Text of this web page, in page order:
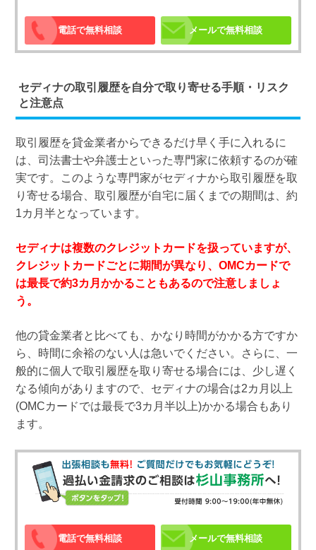
電話で無料相談 メールで無料相談
セディナの取引履歴を自分で取り寄せる手順・リスク
と注意点
取引履歴を貸金業者からできるだけ早く手に入れるに
は、司法書士や弁護士といった専門家に依頼するのが確
実です。このような専門家がセディナから取引履歴を取
り寄せる場合、取引履歴が自宅に届くまでの期間は、約
1カ月半となっています。
セディナは複数のクレジットカードを扱っていますが、
クレジットカードごとに期間が異なり、OMCカードで
は最長で約3カ月かかることもあるので注意しましょ
う。
他の貸金業者と比べても、かなり時間がかかる方ですか
ら、時間に余裕のない人は急いでください。さらに、一
般的に個人で取引履歴を取り寄せる場合には、少し遅く
なる傾向がありますので、セディナの場合は2カ月以上
(OMCカードでは最長で3カ月半以上)かかる場合もあり
ます。
電話で無料相談 メールで無料相談